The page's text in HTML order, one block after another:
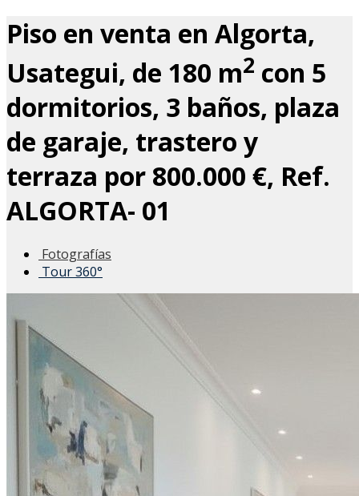
Piso en venta en Algorta,
Usategui, de 180 m2 con 5
dormitorios, 3 baños, plaza
de garaje, trastero y
terraza por 800.000 €, Ref.
ALGORTA- 01
Fotografías
Tour 360°